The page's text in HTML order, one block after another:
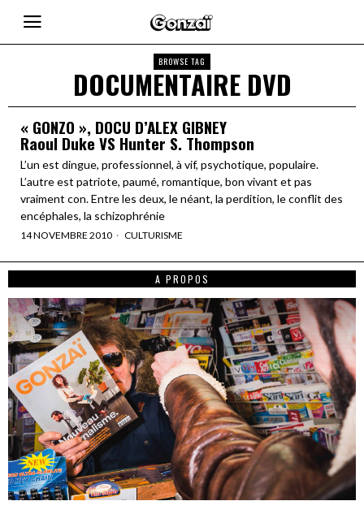
BROWSE TAG
DOCUMENTAIRE DVD
« GONZO », DOCU D’ALEX GIBNEY
Raoul Duke VS Hunter S. Thompson
L’un est dingue, professionnel, à vif, psychotique, populaire.
L’autre est patriote, paumé, romantique, bon vivant et pas
vraiment con. Entre les deux, le néant, la perdition, le conflit des
encéphales, la schizophrénie
14 NOVEMBRE 2010 CULTURISME
A PROPOS